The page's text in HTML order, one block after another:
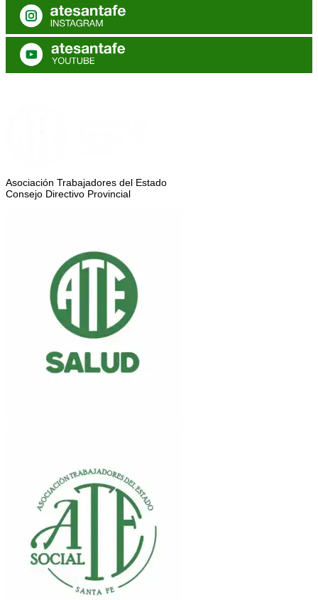
Asociación Trabajadores del Estado
Consejo Directivo Provincial